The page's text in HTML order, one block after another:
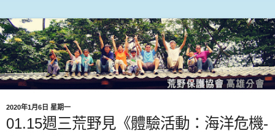
2020年1月6日 星期一
01.15週三荒野見《體驗活動：海洋危機-